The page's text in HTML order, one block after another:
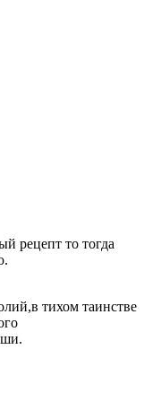
рецепт то тогда
тихом таинстве